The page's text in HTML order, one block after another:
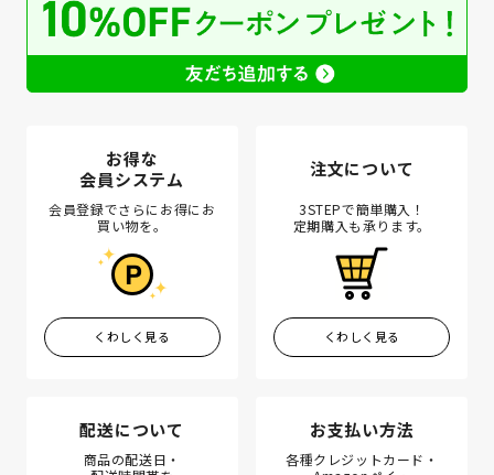
お得な
会員システム
会員登録でさらにお得にお
買い物を。
くわしく見る
注文について
3STEPで簡単購入！
定期購入も承ります。
くわしく見る
配送について
商品の配送日・
お支払い方法
各種クレジットカード・